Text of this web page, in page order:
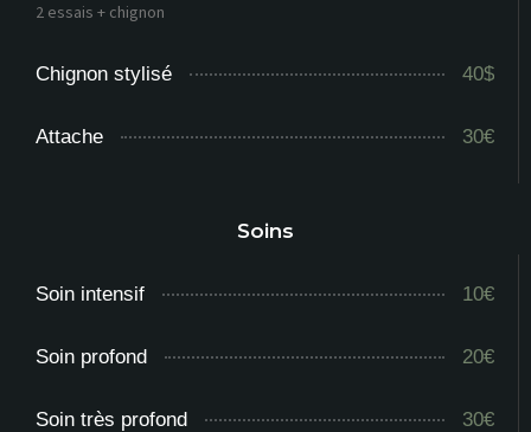
2 essais + chignon
Chignon stylisé 40$
Attache 30€
Soins
Soin intensif 10€
Soin profond 20€
Soin très profond 30€